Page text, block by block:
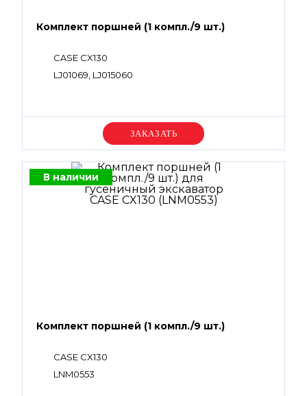
Комплект поршней (1 компл./9 шт.)
CASE CX130
LJ01069, LJ015060
Уточняйте цену
В наличии
Комплект поршней (1 компл./9 шт.)
CASE CX130
LNM0553